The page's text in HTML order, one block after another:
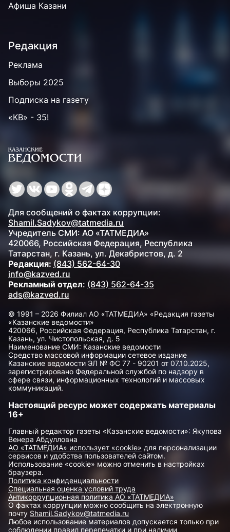
Афиша Казани
Редакция
Реклама
Выборы 2025
Подписка на газету
«КВ» - 35!
Для сообщений о фактах коррупции:
Shamil.Sadykov@tatmedia.ru
Учредитель СМИ: АО «ТАТМЕДИА»
420066, Российская Федерация, Республика
Татарстан, г. Казань, ул. Декабристов, д. 2
Редакция: (843) 562-64-30
info@kazved.ru
Рекламный отдел: (843) 562-64-35
ads@kazved.ru
© 1991 – 2026 Филиал АО «ТАТМЕДИА» «Редакция газеты
«Казанские ведомости»
420066, Российская Федерация, Республика Татарстан, г.
Казань, ул. Чистопольская, д. 5
Наименование СМИ: Казанские ведомости
Средство массовой информации сетевое издание
Казанские ведомости ЭЛ № ФС 77 - 90201 от 07.10.2025,
зарегистрировано Федеральной службой по надзору в
сфере связи, информационных технологий и массовых
коммуникаций.
Настоящий ресурс может содержать материалы
16+
Главный редактор газеты «Казанские ведомости»: Якупова
Венера Абдулловна
АО «ТАТМЕДИА» использует «cookie» для персонализации
сервисов и удобства пользователей сайтом.
Использование «cookie» можно отменить в настройках
браузера.
Политика конфиденциальности
Специальная оценка условий труда
Антикоррупционная политика АО «ТАТМЕДИА»
О фактах коррупции можно сообщить на электронную
почту Shamil.Sadykov@tatmedia.ru
Любое использование материалов допускается только при
соблюдении правил перепечатки и при наличии